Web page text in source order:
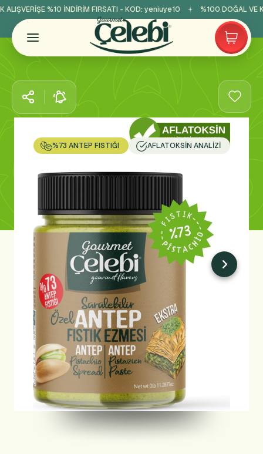
%10 İNDİRİM FIRSATI - KOD:yeniuye10 %100 DOĞAL VE
%73 ANTEP FISTIĞI AFLATOKSIN ANALIZI